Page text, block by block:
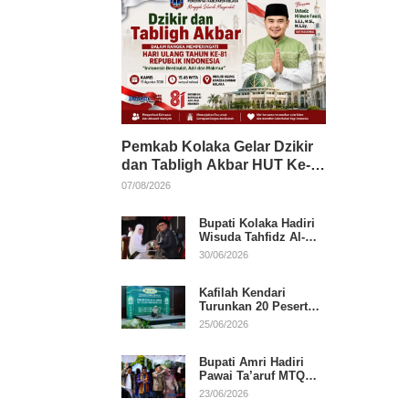
Pemkab Kolaka Gelar Dzikir
dan Tabligh Akbar HUT Ke-
81 RI, Hadirkan Dai Nasional
07/08/2026
Bupati Kolaka Hadiri
Wisuda Tahfidz Al-
Qur’an, Komitmen
30/06/2026
Kafilah Kendari
Turunkan 20 Peserta
pada Hari Pertama
25/06/2026
Bupati Amri Hadiri
Pawai Ta’aruf MTQ
XXXI Sultra, Beri
23/06/2026